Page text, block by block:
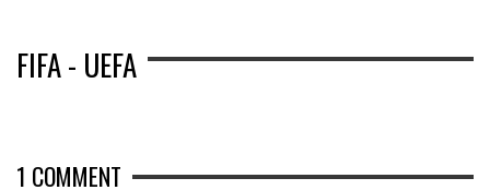
FIFA - UEFA
1 COMMENT